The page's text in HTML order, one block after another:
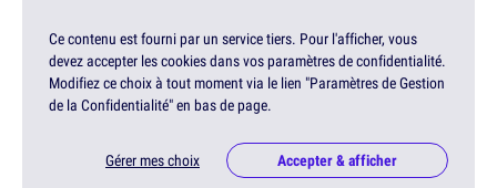
Ce contenu est fourni par un service tiers. Pour l'afficher, vous
devez accepter les cookies dans vos paramètres de confidentialité.
Modifiez ce choix à tout moment via le lien "Paramètres de Gestion
de la Confidentialité" en bas de page.
Gérer mes choix Accepter & afficher